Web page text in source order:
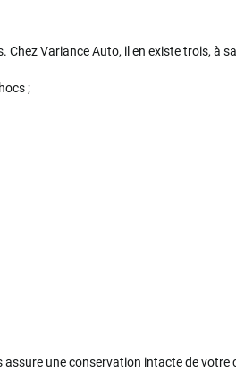
Variance Auto, il en existe trois, à
;
une conservation intacte de votre